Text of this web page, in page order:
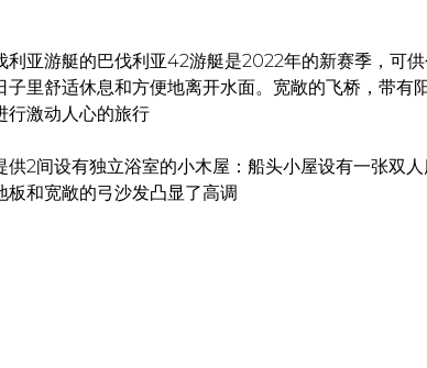
利亚游艇的巴伐利亚42游艇是2022年的新赛季，可
子里舒适休息和方便地离开水面。宽敞的飞桥，带
行激动人心的旅行
供2间设有独立浴室的小木屋：船头小屋设有一张双
板和宽敞的弓沙发凸显了高调